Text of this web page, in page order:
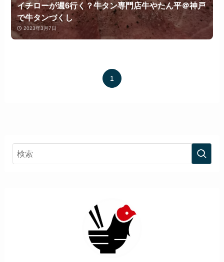
イチローが週6行く？牛タン専門店牛やたん平＠神戸
で牛タンづくし
2023年3月7日
1